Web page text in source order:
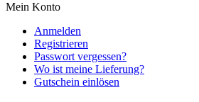
Mein Konto
Anmelden
Registrieren
Passwort vergessen?
Wo ist meine Lieferung?
Gutschein einlösen